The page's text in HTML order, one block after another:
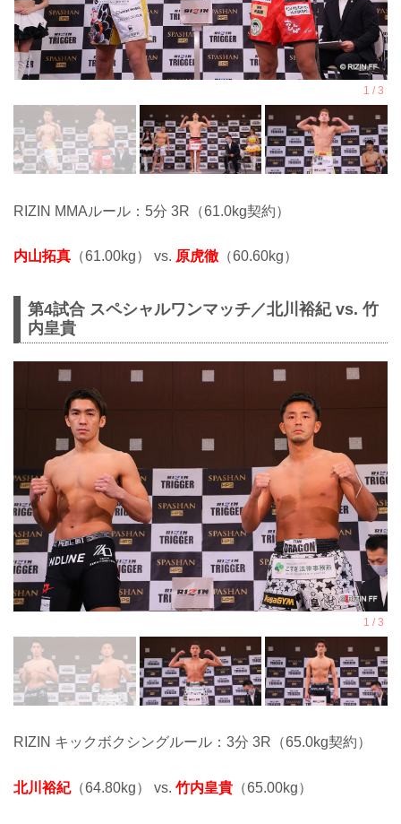
RIZIN MMAルール：5分 3R（61.0kg契約）
内山拓真 （61.00kg） vs. 原虎徹 （60.60kg）
第4試合 スペシャルワンマッチ／北川裕紀 vs. 竹
内皇貴
RIZIN キックボクシングルール：3分 3R（65.0kg契約）
北川裕紀（64.80kg） vs. 竹内皇貴 （65.00kg）